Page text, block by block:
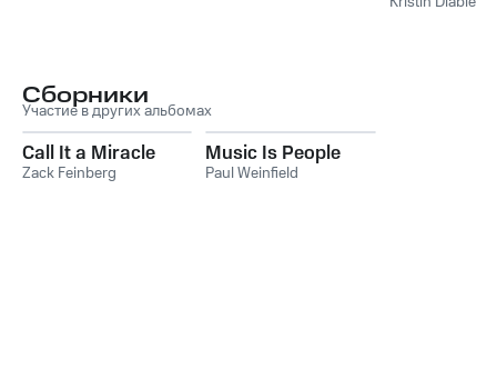
Сборники
Участие в других альбомах
Call It a Miracle
Zack Feinberg
Music Is People
Paul Weinfield